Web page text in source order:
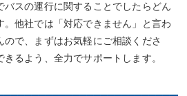
バスの運行に関することでしたらどん
。他社では「対応できません」と言わ
で、まずはお気軽にご相談くださ
るよう、全力でサポートします。